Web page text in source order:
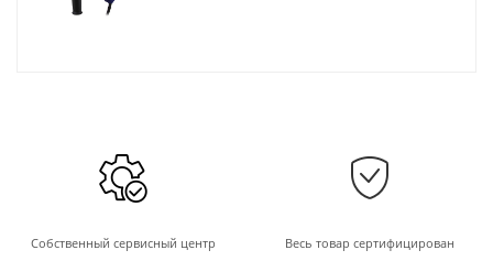
Собственный сервисный центр Весь товар сертифицирован